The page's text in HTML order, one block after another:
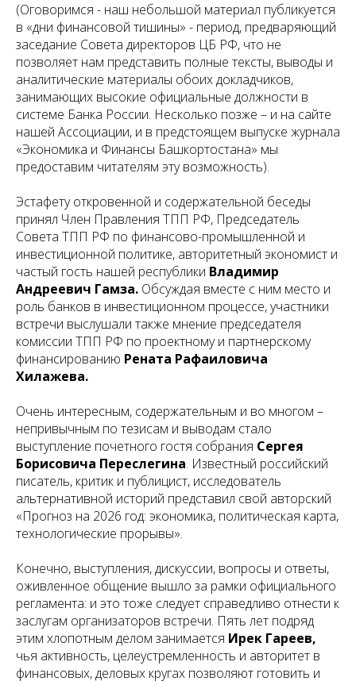
(Оговоримся - наш небольшой материал публикуется
в «дни финансовой тишины» - период, предваряющий
заседание Совета директоров ЦБ РФ, что не
позволяет нам представить полные тексты, выводы и
аналитические материалы обоих докладчиков,
занимающих высокие официальные должности в
системе Банка России. Несколько позже – и на сайте
нашей Ассоциации, и в предстоящем выпуске журнала
«Экономика и Финансы Башкортостана» мы
предоставим читателям эту возможность).
Эстафету откровенной и содержательной беседы
принял Член Правления ТПП РФ, Председатель
Совета ТПП РФ по финансово-промышленной и
инвестиционной политике, авторитетный экономист и
частый гость нашей республики Владимир
Андреевич Гамза. Обсуждая вместе с ним место и
роль банков в инвестиционном процессе, участники
встречи выслушали также мнение председателя
комиссии ТПП РФ по проектному и партнерскому
финансированию Рената Рафаиловича
Хилажева.
Очень интересным, содержательным и во многом –
непривычным по тезисам и выводам стало
выступление почетного гостя собрания Сергея
Борисовича Переслегина. Известный российский
писатель, критик и публицист, исследователь
альтернативной историй представил свой авторский
«Прогноз на 2026 год: экономика, политическая карта,
технологические прорывы».
Конечно, выступления, дискуссии, вопросы и ответы,
оживленное общение вышло за рамки официального
регламента: и это тоже следует справедливо отнести к
заслугам организаторов встречи. Пять лет подряд
этим хлопотным делом занимается Ирек Гареев,
чья активность, целеустремленность и авторитет в
финансовых, деловых кругах позволяют готовить и